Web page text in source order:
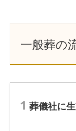
一般葬の
1 葬儀社に